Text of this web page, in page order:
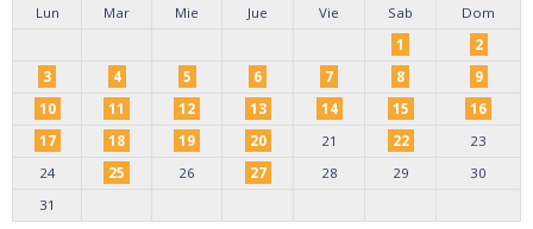
Lun
Mar Mie Jue Vie Sab
Dom
1
2
3
4 5 6 7 8
9
10
11 12 13 14 15
16
17
18 19 20 21 22
23
24
25 26 27 28 29
30
31